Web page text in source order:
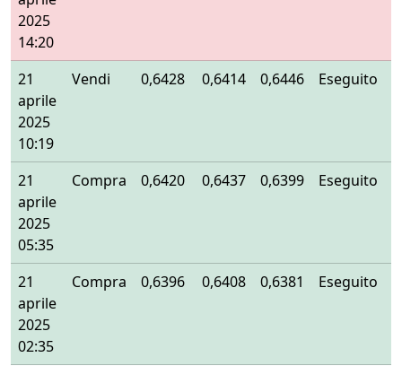
2025
14:20
21
aprile
2025
10:19
Vendi 0,6428 0,6414 0,6446 Eseguito
21
aprile
2025
05:35
Compra 0,6420 0,6437 0,6399 Eseguito
21
aprile
2025
02:35
Compra 0,6396 0,6408 0,6381 Eseguito